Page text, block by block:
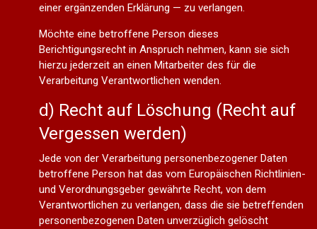
einer ergänzenden Erklärung — zu verlangen.
Möchte eine betroffene Person dieses
Berichtigungsrecht in Anspruch nehmen, kann sie sich
hierzu jederzeit an einen Mitarbeiter des für die
Verarbeitung Verantwortlichen wenden.
d) Recht auf Löschung (Recht auf
Vergessen werden)
Jede von der Verarbeitung personenbezogener Daten
betroffene Person hat das vom Europäischen Richtlinien-
und Verordnungsgeber gewährte Recht, von dem
Verantwortlichen zu verlangen, dass die sie betreffenden
personenbezogenen Daten unverzüglich gelöscht